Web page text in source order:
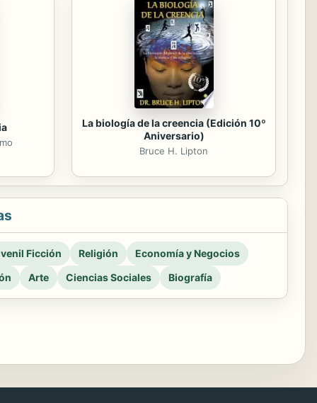
La biología de la creencia (Edición 10º
Aniversario)
Bruce H. Lipton
Ficción Religión
Economía y Negocios
Arte Ciencias Sociales Biografía